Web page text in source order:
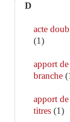
D
acte
(1)
apport de
branche (
apport de
titres (1)